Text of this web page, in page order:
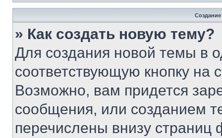
» Как создать новую тему?
Для создания новой темы в
соответствующую кнопку
Возможно, вам придется
сообщения, или созданием
перечислены внизу